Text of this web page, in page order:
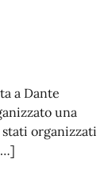
a Dante
una
organizzati